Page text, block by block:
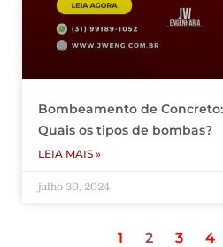
Bombeamento de
Quais os tipos de bombas?
LEIA MAIS »
julho 30, 2024
1 2 3 4